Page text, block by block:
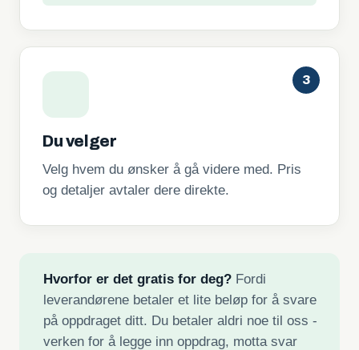
3
Du velger
Velg hvem du ønsker å gå videre med. Pris
og detaljer avtaler dere direkte.
Hvorfor er det gratis for deg?Fordi
leverandørene betaler et lite beløp for å svare
på oppdraget ditt. Du betaler aldri noe til oss -
verken for å legge inn oppdrag, motta svar